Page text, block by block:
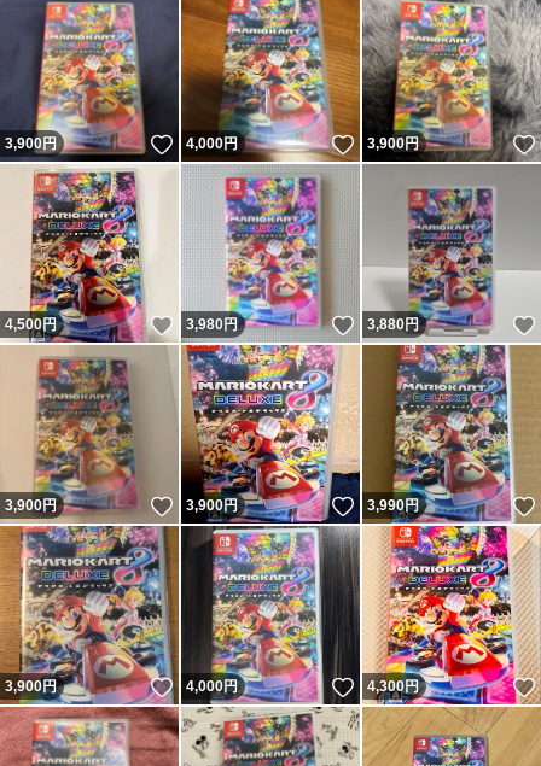
3,900円 いいね！
4,000円 いいね！
3,900円
4,500円 いいね！
3,980円 いいね！
3,880円
3,900円 いいね！
3,900円 いいね！
3,990円
3,900円 いいね！
4,000円 いいね！
4,300円